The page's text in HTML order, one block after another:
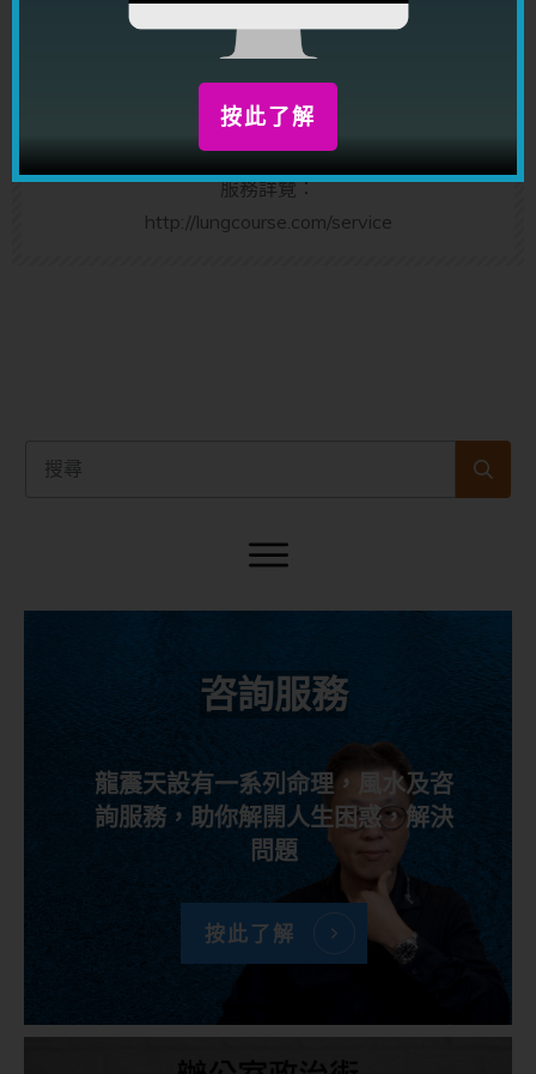
推算姻緣運，一生運程，同一時間也是課程講師；出
版書籍超過三十本，題材包括心理學，身體語言，行
為解碼學，男女感情技巧，男女感情個案分析，感情
理論，潛意識，改思改運等等。
服務詳覽：
http://lungcourse.com/service
咨詢服務
龍震天設有一系列命理，風水及咨
詢服務，助你解開人生困惑，解決
問題
按此了解
按此了解